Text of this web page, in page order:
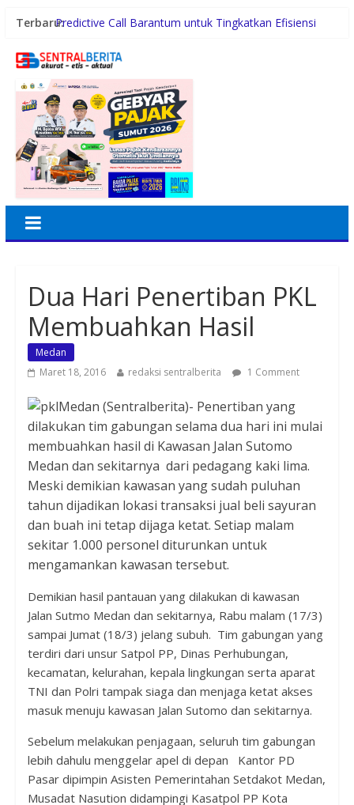
Terbaru:Predictive Call Barantum untuk Tingkatkan Efisiensi
Penebangan Pohon Pembangunan BRT Disorot
2026 Hadirkan Karya Terbaik Mahasiswa BINUS
@Malang
BUMD, PUD Pembangunan Dikritik Merugi Setiap
Tahun
Penyaluran Bansos Dipertanyakan
Dua Hari Penertiban PKL
Membuahkan Hasil
Medan
Maret 18, 2016
redaksi sentralberita 1 Comment
Medan (Sentralberita)- Penertiban yang
dilakukan tim gabungan selama dua hari ini mulai
membuahkan hasil di Kawasan Jalan Sutomo
Medan dan sekitarnya dari pedagang kaki lima.
Meski demikian kawasan yang sudah puluhan
tahun dijadikan lokasi transaksi jual beli sayuran
dan buah ini tetap dijaga ketat. Setiap malam
sekitar 1.000 personel diturunkan untuk
mengamankan kawasan tersebut.
Demikian hasil pantauan yang dilakukan di kawasan
Jalan Sutmo Medan dan sekitarnya, Rabu malam (17/3)
sampai Jumat (18/3) jelang subuh. Tim gabungan yang
terdiri dari unsur Satpol PP, Dinas Perhubungan,
kecamatan, kelurahan, kepala lingkungan serta aparat
TNI dan Polri tampak siaga dan menjaga ketat akses
masuk menuju kawasan Jalan Sutomo dan sekitarnya.
Sebelum melakukan penjagaan, seluruh tim gabungan
lebih dahulu menggelar apel di depan Kantor PD
Pasar dipimpin Asisten Pemerintahan Setdakot Medan,
Musadat Nasution didampingi Kasatpol PP Kota